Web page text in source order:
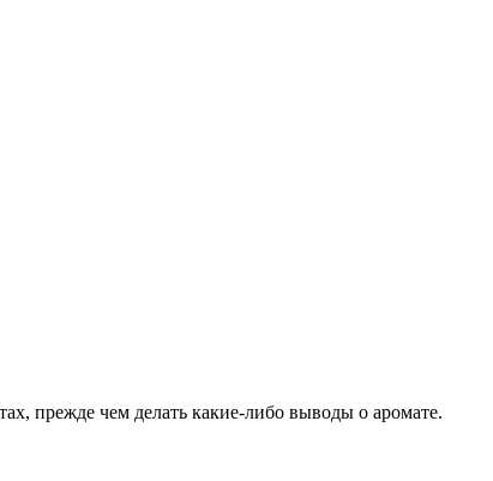
прежде чем делать какие-либо выводы о аромате.